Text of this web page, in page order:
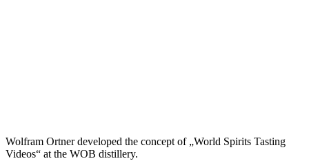
Wolfram Ortner developed the concept of „World Spirits Tasting
Videos“ at the WOB distillery.